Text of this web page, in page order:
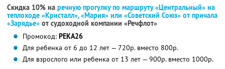
Скидка 10% на речную прогулку по маршруту «Центральный» на
теплоходе «Кристалл», «Мария» или «Советский Союз» от причала
«Зарядье» от судоходной компании «Речфлот»
Промокод: РЕКА26
Для ребенка от 6 до 12 лет — 720р. вместо 800р.
Для взрослого или ребенка от 13 лет — 900р. вместо 1000р.